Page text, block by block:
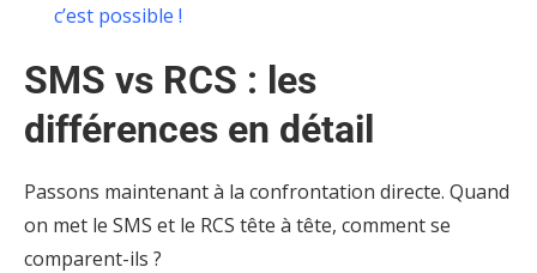
c’est possible !
SMS vs RCS : les
différences en détail
Passons maintenant à la confrontation directe. Quand
on met le SMS et le RCS tête à tête, comment se
comparent-ils ?